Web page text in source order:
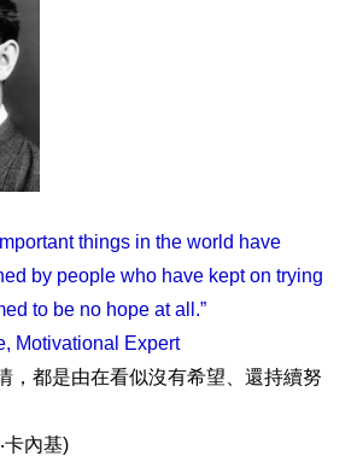
things in the world have
by people who have kept on trying
to be no hope at all.”
Motivational Expert
，都是由在看似沒有希望、還持續努
卡內基)